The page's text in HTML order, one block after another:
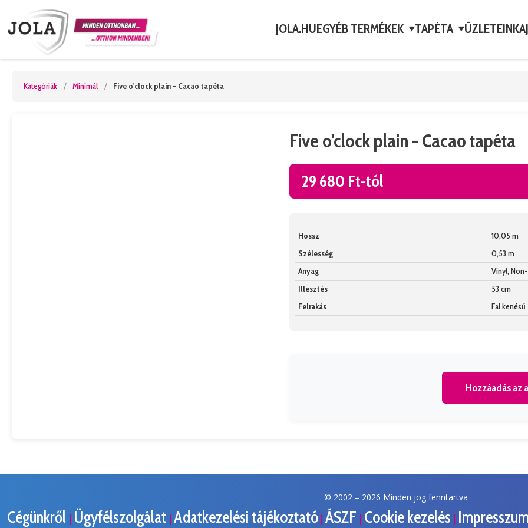
JOLA.HUEGYÉB TERMÉKEK ▼TAPÉTA ▼ÜZLETEINK
Kategóriák / Minimál / Five o'clock plain - Cacao tapéta
Five o'clock plain - Cacao tapéta
29 680 Ft-tól
Hossz
10,05 m
Szélesség
0,53 m
Anyag
Vinyl,
Illesztés
53 cm
Felrakás
Fal kenésű
Hozzáadás az
© 2002 – 2026 Minden jog fenntartva
Cégünkről | Ügyfélszolgálat | Adatkezelési tájékoztató | ÁSZF | Cookie kezelés |